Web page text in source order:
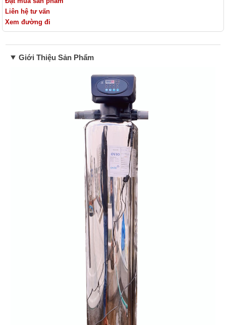
Liên hệ tư vấn
Xem đường đi
Giới Thiệu Sản Phẩm